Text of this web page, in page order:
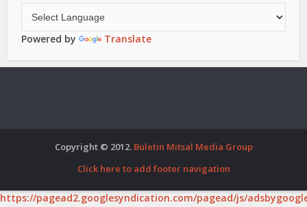
Powered by Translate
Copyright © 2012. Buletin Mitsal Media Group
Click here to add footer navigation
https://pagead2.googlesyndication.com/pagead/js/